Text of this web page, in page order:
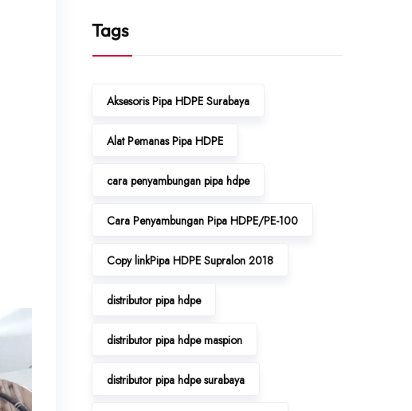
Tags
Aksesoris Pipa HDPE Surabaya
Alat Pemanas Pipa HDPE
cara penyambungan pipa hdpe
Cara Penyambungan Pipa HDPE/PE-100
Copy linkPipa HDPE Supralon 2018
distributor pipa hdpe
distributor pipa hdpe maspion
distributor pipa hdpe surabaya